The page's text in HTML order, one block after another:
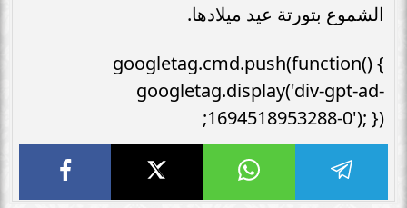
الشموع بتورتة عيد ميلادها.
googletag.cmd.push(function() {
googletag.display('div-gpt-ad-
1694518953288-0'); });